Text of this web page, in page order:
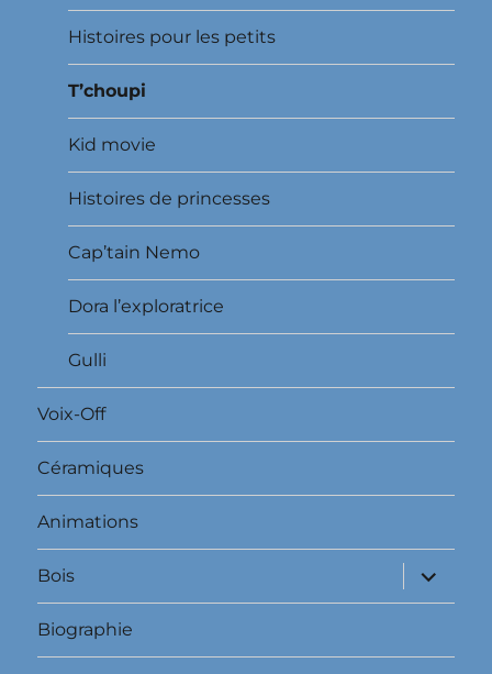
Histoires pour les petits
T’choupi
Kid movie
Histoires de princesses
Cap’tain Nemo
Dora l’exploratrice
Gulli
Voix-Off
Céramiques
Animations
Bois
ouvrir
le
sous-
Biographie